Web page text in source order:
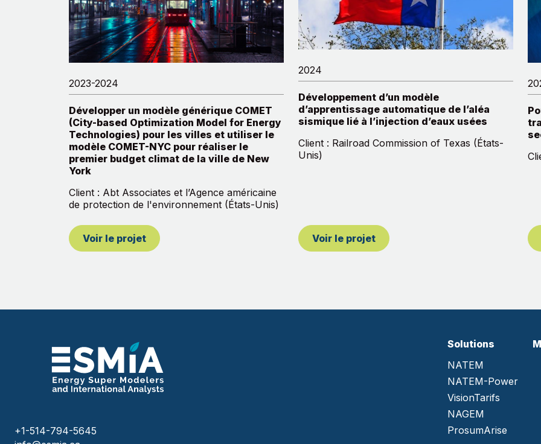
2023-2024
Développer un modèle générique COMET
(City-based Optimization Model for Energy
Technologies) pour les villes et utiliser le
modèle COMET-NYC pour réaliser le
premier budget climat de la ville de New
York
Client : Abt Associates et l’Agence américaine
de protection de l'environnement (États-Unis)
Voir le projet
2024
Développement d’un modèle
d’apprentissage automatique de l’aléa
sismique lié à l’injection d’eaux usées
Client : Railroad Commission of Texas (États-
Unis)
Voir le projet
+1-514-794-5645
Solutions
NATEM
NATEM-Power
VisionTarifs
NAGEM
ProsumArise